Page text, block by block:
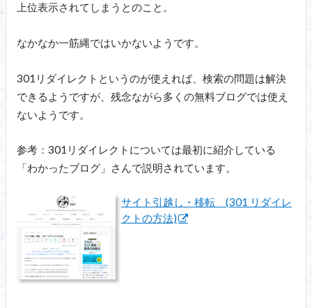
上位表示されてしまうとのこと。
なかなか一筋縄ではいかないようです。
301リダイレクトというのが使えれば、検索の問題は解決
できるようですが、残念ながら多くの無料ブログでは使え
ないようです。
参考：301リダイレクトについては最初に紹介している
「わかったブログ」さんで説明されています。
サイト引越し・移転 (301 リダイレ
クトの方法)